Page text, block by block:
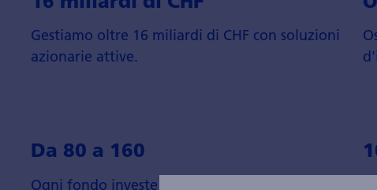
Gestiamo oltre 16 miliardi di CHF con soluzioni
azionarie attive.
Da 80 a 160
Ogni fondo investe nelle 80-160 azioni con il